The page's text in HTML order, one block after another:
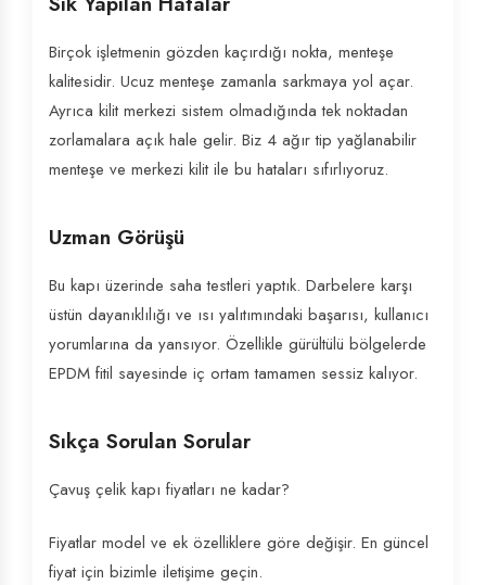
Birçok işletmenin gözden kaçırdığı nokta, menteşe
kalitesidir. Ucuz menteşe zamanla sarkmaya yol açar.
Ayrıca kilit merkezi sistem olmadığında tek noktadan
zorlamalara açık hale gelir. Biz 4 ağır tip yağlanabilir
menteşe ve merkezi kilit ile bu hataları sıfırlıyoruz.
Uzman Görüşü
Bu kapı üzerinde saha testleri yaptık. Darbelere karşı
üstün dayanıklılığı ve ısı yalıtımındaki başarısı, kullanıcı
yorumlarına da yansıyor. Özellikle gürültülü bölgelerde
EPDM fitil sayesinde iç ortam tamamen sessiz kalıyor.
Sıkça Sorulan Sorular
Çavuş çelik kapı fiyatları ne kadar?
Fiyatlar model ve ek özelliklere göre değişir. En güncel
fiyat için bizimle iletişime geçin.